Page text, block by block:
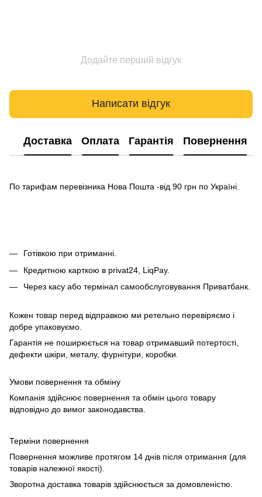
Додайте перший відгук
Написати відгук
Доставка Оплата Гарантія Повернення
По тарифам перевізника Нова Пошта -від 90 грн по Україні.
Готівкою при отриманні.
Кредитною карткою в privat24, LiqPay.
Через касу або термінал самообслуговування Приватбанк.
Кожен товар перед відправкою ми ретельно перевіряємо і
добре упаковуємо.
Гарантія не поширюється на товар отримавший потертості,
дефекти шкіри, металу, фурнітури, коробки.
Умови повернення та обміну
Компанія здійснює повернення та обмін цього товару
відповідно до вимог законодавства.
Терміни повернення
Повернення можливе протягом 14 днів після отримання (для
товарів належної якості).
Зворотна доставка товарів здійснюється за домовленістю.